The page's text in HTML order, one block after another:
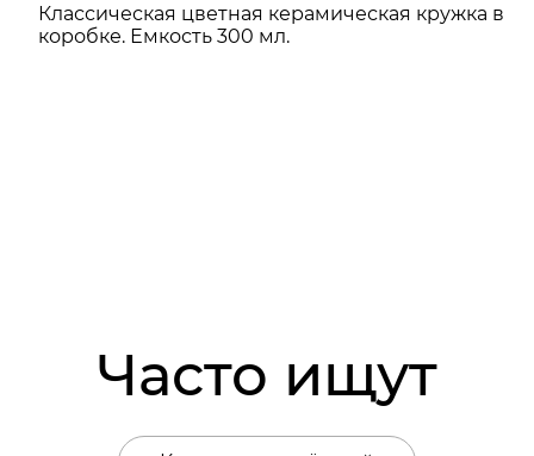
Классическая цветная керамическая кружка в
коробке. Емкость 300 мл.
Часто ищут